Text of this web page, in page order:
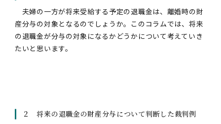
夫婦の一方が将来受給する予定の退職金は、離婚時の財
産分与の対象となるのでしょうか。このコラムでは、将来
の退職金が分与の対象になるかどうかについて考えていき
たいと思います。
２ 将来の退職金の財産分与について判断した裁判例